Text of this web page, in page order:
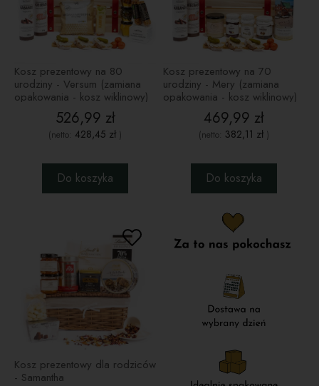
Kosz prezentowy na 80
urodziny - Versum (zamiana
opakowania - kosz wiklinowy)
526,99 zł
(netto: 428,45 zł )
Do koszyka
Kosz prezentowy na 70
urodziny - Mery (zamiana
opakowania - kosz wiklinowy)
469,99 zł
(netto: 382,11 zł )
Do koszyka
Kosz prezentowy dla rodziców
- Samantha